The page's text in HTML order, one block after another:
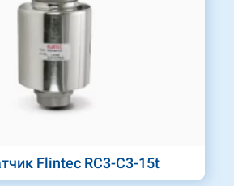
Flintec RC3-C3-15t